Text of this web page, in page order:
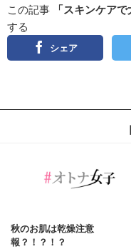
この記事 「スキンケア
する
シェア
秋のお肌は乾燥注意
報？！？！？